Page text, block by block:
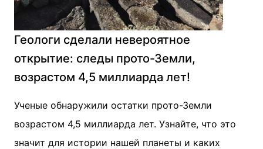
Геологи сделали невероятное
открытие: следы прото-Земли,
возрастом 4,5 миллиарда лет!
Ученые обнаружили остатки прото-Земли
возрастом 4,5 миллиарда лет. Узнайте, что это
значит для истории нашей планеты и каких